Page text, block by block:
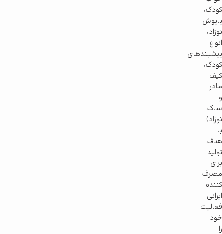
کودک،
پاپوش
نوزاد،
انواع
پیشبندهای
کودک،
کیف
مادر
و
ساک
نوزاد)
با
هدف
تولید
برای
مصرف
کننده
ایرانی
فعالیت
خود
را